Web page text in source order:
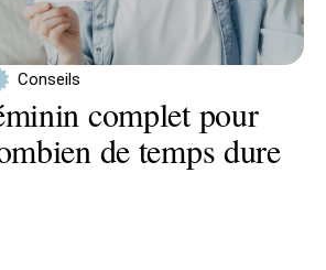
Conseils
complet pour
de temps dure